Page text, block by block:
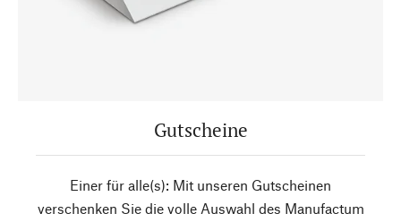
Gutscheine
Einer für alle(s): Mit unseren Gutscheinen
verschenken Sie die volle Auswahl des Manufactum